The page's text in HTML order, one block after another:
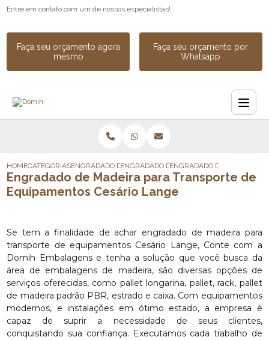
Entre em contato com um de nossos especialistas!
Faça seu orçamento agora
mesmo
Faça seu orçamento por
Whatsapp
HOMECATEGORIASENGRADADO DE MADEIRAENGRADADO DE MADEIRA PARA
ENGRADADO DE MADEIRA
Engradado de Madeira para Transporte de
Equipamentos Cesário Lange
Se tem a finalidade de achar engradado de madeira para
transporte de equipamentos Cesário Lange, Conte com a
Domih Embalagens e tenha a solução que você busca da
área de embalagens de madeira, são diversas opções de
serviços oferecidas, como pallet longarina, pallet, rack, pallet
de madeira padrão PBR, estrado e caixa. Com equipamentos
modernos, e instalações em ótimo estado, a empresa é
capaz de suprir a necessidade de seus clientes,
conquistando sua confiança. Executamos cada trabalho de